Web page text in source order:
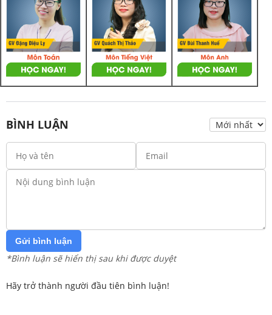
BÌNH LUẬN
Gửi bình luận
*Bình luận sẽ hiển thị sau khi được duyệt
Hãy trở thành người đầu tiên bình luận!